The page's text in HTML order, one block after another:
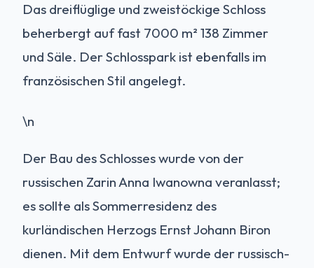
Das dreiflüglige und zweistöckige Schloss
beherbergt auf fast 7000 m² 138 Zimmer
und Säle. Der Schlosspark ist ebenfalls im
französischen Stil angelegt.
\n
Der Bau des Schlosses wurde von der
russischen Zarin Anna Iwanowna veranlasst;
es sollte als Sommerresidenz des
kurländischen Herzogs Ernst Johann Biron
dienen. Mit dem Entwurf wurde der russisch-